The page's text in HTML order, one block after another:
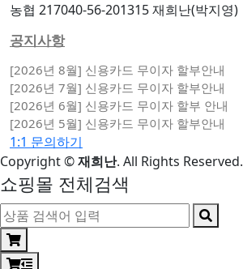
농협 217040-56-201315 재희난(박지영)
공지사항
[2026년 8월] 신용카드 무이자 할부안내
[2026년 7월] 신용카드 무이자 할부안내
[2026년 6월] 신용카드 무이자 할부 안내
[2026년 5월] 신용카드 무이자 할부안내
1:1 문의하기
Copyright©재희난. All Rights Reserved.
쇼핑몰 전체검색